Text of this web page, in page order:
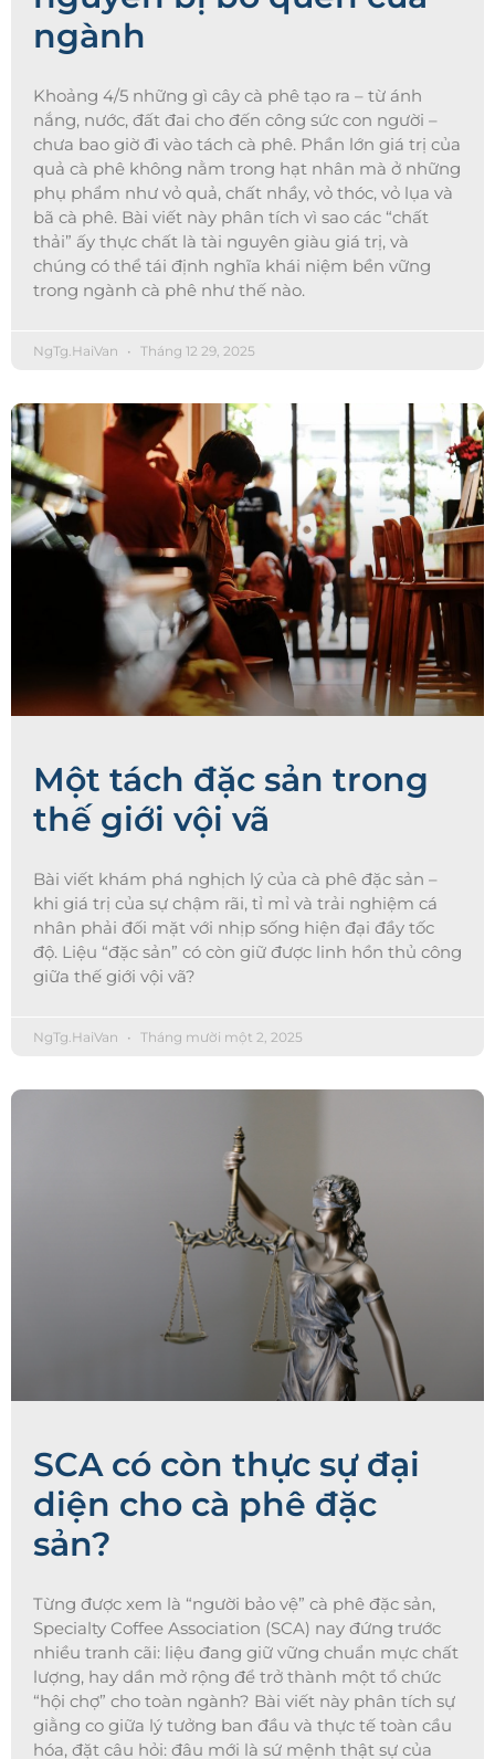
ngành
Khoảng 4/5 những gì cây cà phê tạo ra – từ ánh
nắng, nước, đất đai cho đến công sức con người –
chưa bao giờ đi vào tách cà phê. Phần lớn giá trị của
quả cà phê không nằm trong hạt nhân mà ở những
phụ phẩm như vỏ quả, chất nhầy, vỏ thóc, vỏ lụa và
bã cà phê. Bài viết này phân tích vì sao các “chất
thải” ấy thực chất là tài nguyên giàu giá trị, và
chúng có thể tái định nghĩa khái niệm bền vững
trong ngành cà phê như thế nào.
NgTg.HaiVan Tháng 12 29, 2025
Một tách đặc sản trong
thế giới vội vã
Bài viết khám phá nghịch lý của cà phê đặc sản –
khi giá trị của sự chậm rãi, tỉ mỉ và trải nghiệm cá
nhân phải đối mặt với nhịp sống hiện đại đầy tốc
độ. Liệu “đặc sản” có còn giữ được linh hồn thủ công
giữa thế giới vội vã?
NgTg.HaiVan Tháng mười một 2, 2025
SCA có còn thực sự đại
diện cho cà phê đặc
sản?
Từng được xem là “người bảo vệ” cà phê đặc sản,
Specialty Coffee Association (SCA) nay đứng trước
nhiều tranh cãi: liệu đang giữ vững chuẩn mực chất
lượng, hay dần mở rộng để trở thành một tổ chức
“hội chợ” cho toàn ngành? Bài viết này phân tích sự
giằng co giữa lý tưởng ban đầu và thực tế toàn cầu
hóa, đặt câu hỏi: đâu mới là sứ mệnh thật sự của